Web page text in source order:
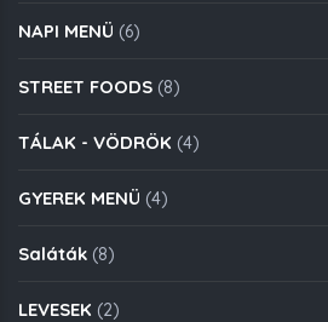
NAPI MENÜ (6)
STREET FOODS (8)
TÁLAK - VÖDRÖK (4)
GYEREK MENÜ (4)
Saláták (8)
LEVESEK (2)